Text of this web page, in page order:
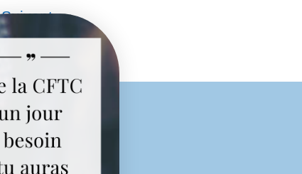
Suivant»